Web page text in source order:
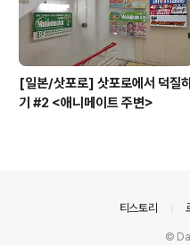
[일본/삿포로] 삿포로에서 덕질
기 #2 <애니메이트 주변>
티스토리
©